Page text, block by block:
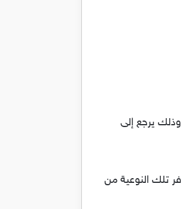
وذلك يرجع إلى
تلك النوعية من